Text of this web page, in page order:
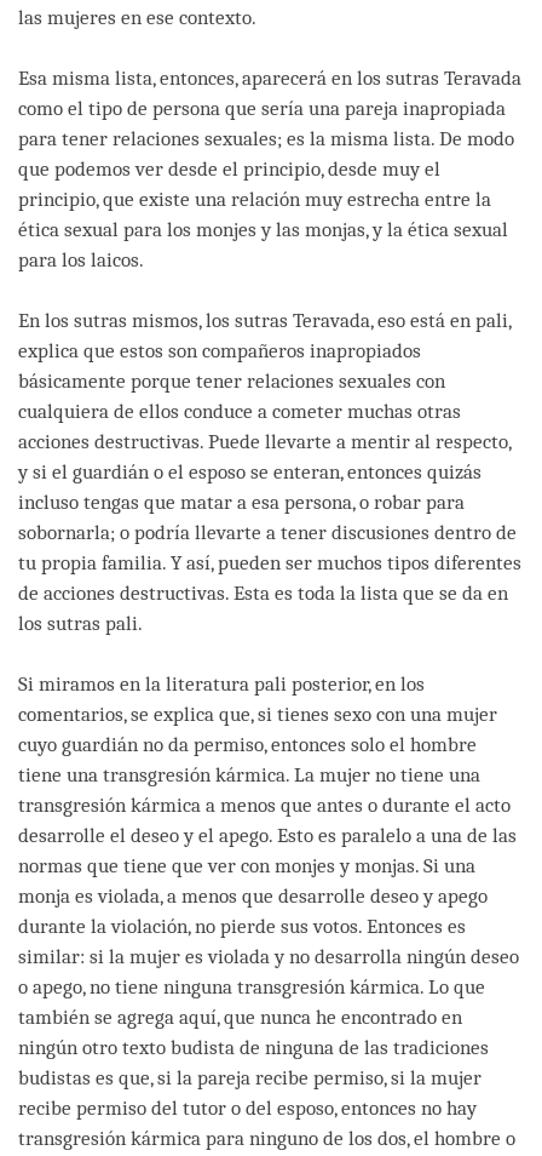
las mujeres en ese contexto.
Esa misma lista, entonces, aparecerá en los sutras Teravada
como el tipo de persona que sería una pareja inapropiada
para tener relaciones sexuales; es la misma lista. De modo
que podemos ver desde el principio, desde muy el
principio, que existe una relación muy estrecha entre la
ética sexual para los monjes y las monjas, y la ética sexual
para los laicos.
En los sutras mismos, los sutras Teravada, eso está en pali,
explica que estos son compañeros inapropiados
básicamente porque tener relaciones sexuales con
cualquiera de ellos conduce a cometer muchas otras
acciones destructivas. Puede llevarte a mentir al respecto,
y si el guardián o el esposo se enteran, entonces quizás
incluso tengas que matar a esa persona, o robar para
sobornarla; o podría llevarte a tener discusiones dentro de
tu propia familia. Y así, pueden ser muchos tipos diferentes
de acciones destructivas. Esta es toda la lista que se da en
los sutras pali.
Si miramos en la literatura pali posterior, en los
comentarios, se explica que, si tienes sexo con una mujer
cuyo guardián no da permiso, entonces solo el hombre
tiene una transgresión kármica. La mujer no tiene una
transgresión kármica a menos que antes o durante el acto
desarrolle el deseo y el apego. Esto es paralelo a una de las
normas que tiene que ver con monjes y monjas. Si una
monja es violada, a menos que desarrolle deseo y apego
durante la violación, no pierde sus votos. Entonces es
similar: si la mujer es violada y no desarrolla ningún deseo
o apego, no tiene ninguna transgresión kármica. Lo que
también se agrega aquí, que nunca he encontrado en
ningún otro texto budista de ninguna de las tradiciones
budistas es que, si la pareja recibe permiso, si la mujer
recibe permiso del tutor o del esposo, entonces no hay
transgresión kármica para ninguno de los dos, el hombre o